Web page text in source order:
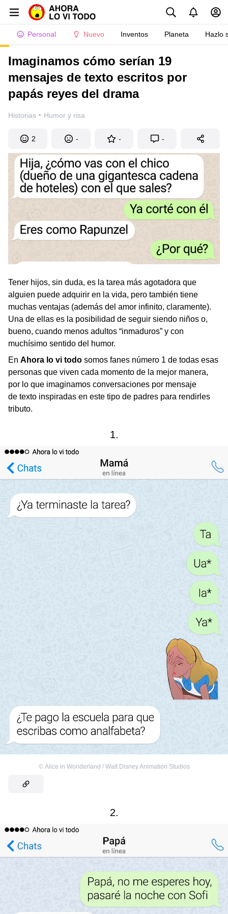
Personal Nuevo Inventos Planeta Hazlo
Imaginamos cómo serían 19
mensajes de texto escritos por
papás reyes del drama
Historias · Humor y risa
2 - - -
Tener hijos, sin duda, es la tarea más agotadora que
alguien puede adquirir en la vida, pero también tiene
muchas ventajas (además del amor infinito, claramente).
Una de ellas es la posibilidad de seguir siendo niños o,
bueno, cuando menos adultos “inmaduros” y con
muchísimo sentido del humor.
En Ahora lo vi todo somos fanes número 1 de todas esas
personas que viven cada momento de la mejor manera,
por lo que imaginamos conversaciones por mensaje
de texto inspiradas en este tipo de padres para rendirles
tributo.
1.
© Alice in Wonderland / Walt Disney Animation Studios
2.